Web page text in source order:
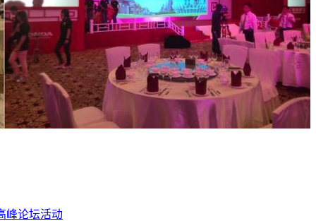
峰论坛活动